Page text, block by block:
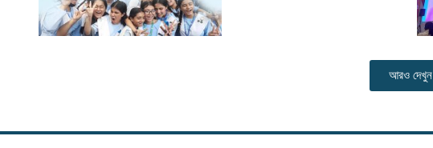
আরও দেখুন